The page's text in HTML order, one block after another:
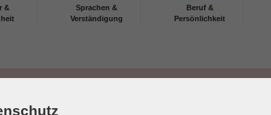
&
Sprachen &
Verständigung
Beruf &
Persönlichkeit